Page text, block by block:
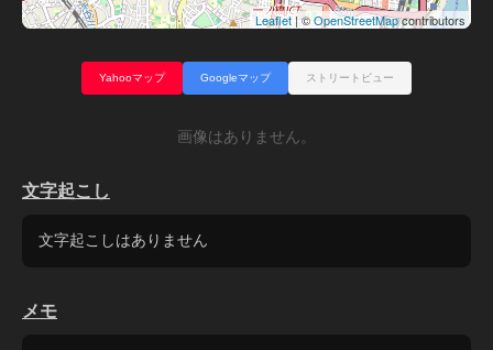
Leaflet| ©OpenStreetMapcontributors
Yahooマップ Googleマップ ストリートビュー
画像はありません。
文字起こし
文字起こしはありません
メモ